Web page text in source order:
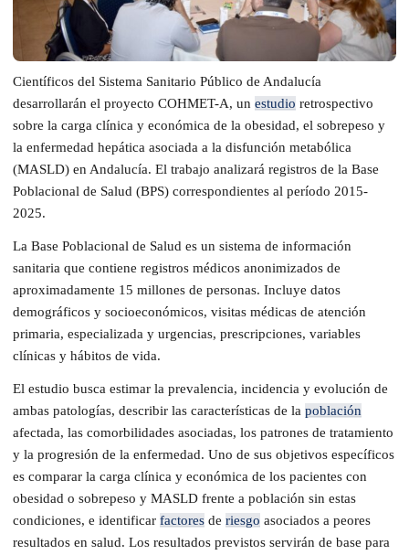
Científicos del Sistema Sanitario Público de Andalucía
desarrollarán el proyecto COHMET-A, un estudio retrospectivo
sobre la carga clínica y económica de la obesidad, el sobrepeso y
la enfermedad hepática asociada a la disfunción metabólica
(MASLD) en Andalucía. El trabajo analizará registros de la Base
Poblacional de Salud (BPS) correspondientes al período 2015-
2025.
La Base Poblacional de Salud es un sistema de información
sanitaria que contiene registros médicos anonimizados de
aproximadamente 15 millones de personas. Incluye datos
demográficos y socioeconómicos, visitas médicas de atención
primaria, especializada y urgencias, prescripciones, variables
clínicas y hábitos de vida.
El estudio busca estimar la prevalencia, incidencia y evolución de
ambas patologías, describir las características de la población
afectada, las comorbilidades asociadas, los patrones de tratamiento
y la progresión de la enfermedad. Uno de sus objetivos específicos
es comparar la carga clínica y económica de los pacientes con
obesidad o sobrepeso y MASLD frente a población sin estas
condiciones, e identificar factores de riesgo asociados a peores
resultados en salud. Los resultados previstos servirán de base para